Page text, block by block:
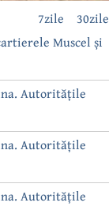
30zile
7zile
Muscel și
Autoritățile
Autoritățile
Autoritățile